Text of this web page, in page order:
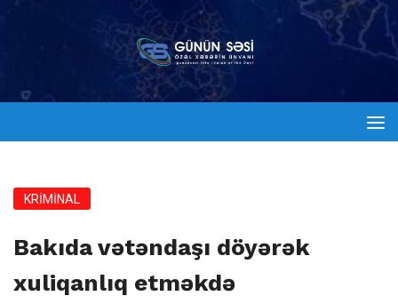
KRİMİNAL
Bakıda vətəndaşı döyərək
xuliqanlıq etməkdə